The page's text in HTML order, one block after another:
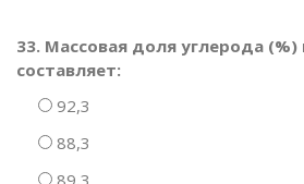
33. Массовая доля углерода (%)
составляет:
92,3
88,3
89,3